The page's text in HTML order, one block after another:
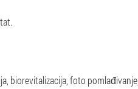
biorevitalizacija, foto